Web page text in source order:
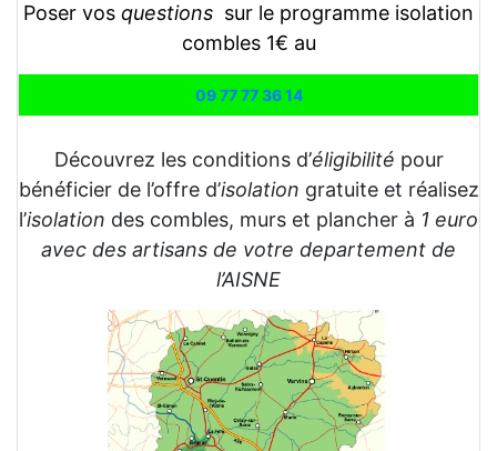
Poser vos questions sur le programme isolation
combles 1€ au
09 77 77 36 14
Découvrez les conditions d’éligibilité pour
bénéficier de l’offre d’isolation gratuite et réalisez
l’isolation des combles, murs et plancher à 1 euro
avec des artisans de votre departement de
l’AISNE